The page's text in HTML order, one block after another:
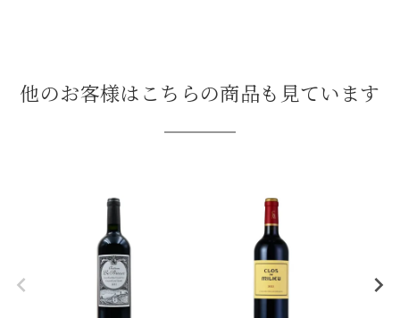
他のお客様はこちらの商品も見ています